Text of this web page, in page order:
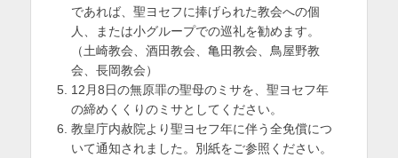
であれば、聖ヨセフに捧げられた教会への個
人、または小グループでの巡礼を勧めます。
（土崎教会、酒田教会、亀田教会、鳥屋野教
会、長岡教会）
12月8日の無原罪の聖母のミサを、聖ヨセフ年
の締めくくりのミサとしてください。
教皇庁内赦院より聖ヨセフ年に伴う全免償につ
いて通知されました。別紙をご参照ください。